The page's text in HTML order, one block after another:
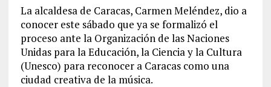
La alcaldesa de Caracas, Carmen Meléndez, dio a
conocer este sábado que ya se formalizó el
proceso ante la Organización de las Naciones
Unidas para la Educación, la Ciencia y la Cultura
(Unesco) para reconocer a Caracas como una
ciudad creativa de la música.